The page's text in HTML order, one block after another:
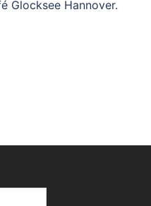
Glocksee Hannover.